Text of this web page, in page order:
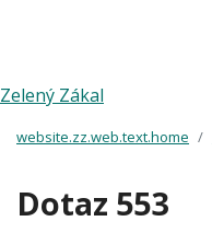
Zelený Zákal
website.zz.web.text.home
Dotaz 553